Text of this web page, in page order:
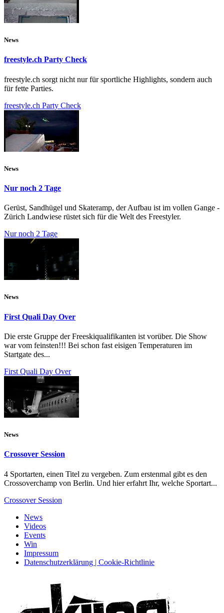
News
freestyle.ch Party Check
freestyle.ch sorgt nicht nur für sportliche Highlights, sondern auch
für fette Parties.
freestyle.ch Party Check
News
Nur noch 2 Tage
Gerüst, Sandhügel und Skateramp, der Aufbau ist im vollen Gange -
Zürich Landwiese rüstet sich für die Welt des Freestyler.
Nur noch 2 Tage
News
First Quali Day Over
Die erste Gruppe der Freeskiqualifikanten ist vorüber. Die Show
war vom feinsten!!! Bei schon fast eisigen Temperaturen im
Startgate des...
First Quali Day Over
News
Crossover Session
4 Sportarten, einen Titel zu vergeben. Zum erstenmal gibt es den
Crossoverchamp von Berlin. Und hier erfahrt Ihr, welche Sportart...
Crossover Session
News
Videos
Events
Win
Impressum
Datenschutzerklärung | Cookie-Richtlinie